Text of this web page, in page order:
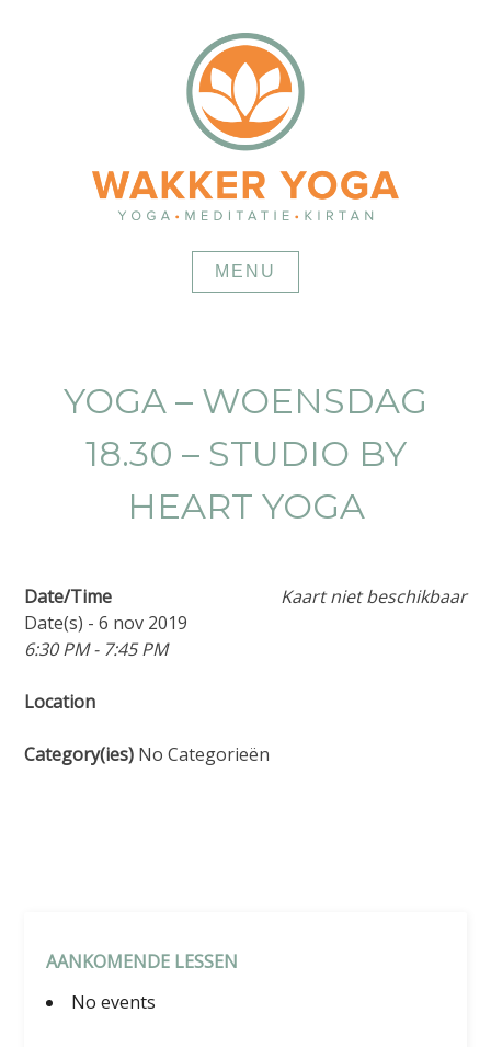
MENU
YOGA – WOENSDAG
18.30 – STUDIO BY
HEART YOGA
Kaart niet beschikbaar
Date/Time
Date(s) - 6 nov 2019
6:30 PM - 7:45 PM
Location
Category(ies) No Categorieën
AANKOMENDE LESSEN
No events